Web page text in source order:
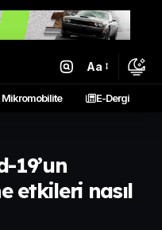
Aa
Mikromobilite E-Dergi
19’un
etkileri nasıl